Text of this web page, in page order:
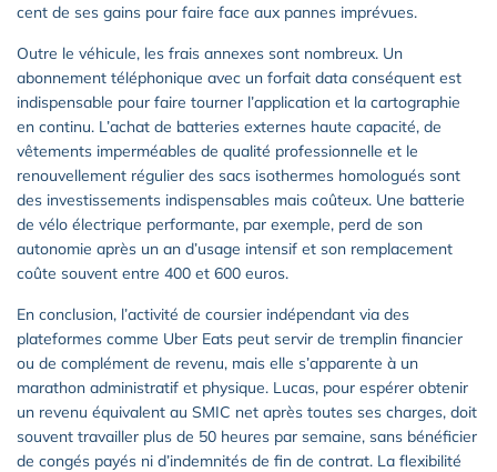
cent de ses gains pour faire face aux pannes imprévues.
Outre le véhicule, les frais annexes sont nombreux. Un
abonnement téléphonique avec un forfait data conséquent est
indispensable pour faire tourner l’application et la cartographie
en continu. L’achat de batteries externes haute capacité, de
vêtements imperméables de qualité professionnelle et le
renouvellement régulier des sacs isothermes homologués sont
des investissements indispensables mais coûteux. Une batterie
de vélo électrique performante, par exemple, perd de son
autonomie après un an d’usage intensif et son remplacement
coûte souvent entre 400 et 600 euros.
En conclusion, l’activité de coursier indépendant via des
plateformes comme Uber Eats peut servir de tremplin financier
ou de complément de revenu, mais elle s’apparente à un
marathon administratif et physique. Lucas, pour espérer obtenir
un revenu équivalent au SMIC net après toutes ses charges, doit
souvent travailler plus de 50 heures par semaine, sans bénéficier
de congés payés ni d’indemnités de fin de contrat. La flexibilité